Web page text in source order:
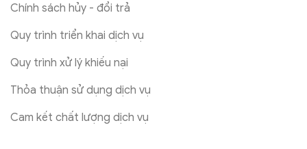
Chính sách hủy - đổi trả
Quy trình triển khai dịch vụ
Quy trình xử lý khiếu nại
Thỏa thuận sử dụng dịch vụ
Cam kết chất lượng dịch vụ